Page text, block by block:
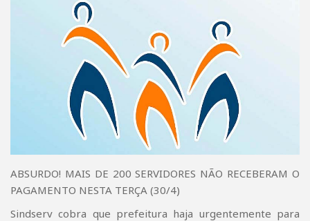
ABSURDO! MAIS DE 200 SERVIDORES NÃO RECEBERAM O
PAGAMENTO NESTA TERÇA (30/4)
Sindserv cobra que prefeitura haja urgentemente para